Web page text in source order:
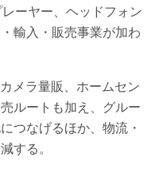
ーヤー、ヘッドフォン
輸入・販売事業が加わ
メラ量販、ホームセン
ルートも加え、グルー
つなげるほか、物流・
する。